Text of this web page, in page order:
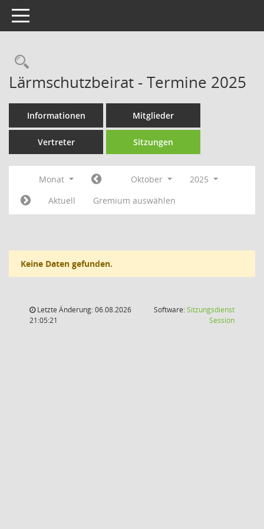
Toggle navigation
Rechercheauswahl
Lärmschutzbeirat - Termine 2025
Informationen Mitglieder
Vertreter Sitzungen
Monat Oktober
2025
Aktuell
Gremium auswählen
Keine Daten gefunden.
Letzte Änderung: 06.08.2026
21:05:21
Software:Sitzungsdienst
Session(Wird in